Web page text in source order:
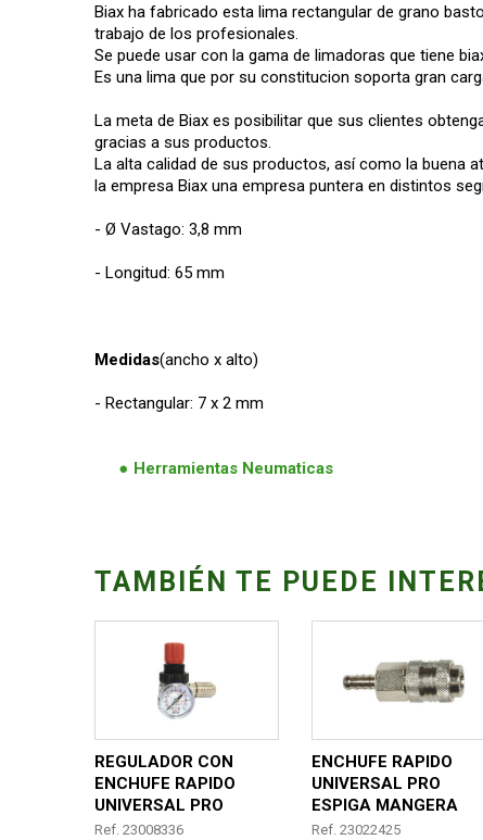
Biax ha fabricado esta lima rectangular de grano
trabajo de los profesionales.
Se puede usar con la gama de limadoras que tiene
Es una lima que por su constitucion soporta gran
La meta de Biax es posibilitar que sus clientes
gracias a sus productos.
La alta calidad de sus productos, así como la buena
la empresa Biax una empresa puntera en distintos
- Ø Vastago: 3,8 mm
- Longitud: 65 mm
Medidas(ancho x alto)
- Rectangular: 7 x 2 mm
Herramientas Neumaticas
TAMBIÉN TE PUEDE
REGULADOR CON
ENCHUFE RAPIDO
UNIVERSAL PRO
Ref. 23008336
ENCHUFE RAPIDO
UNIVERSAL PRO
ESPIGA MANGERA
DIAMETRO 10MM
Ref. 23022425